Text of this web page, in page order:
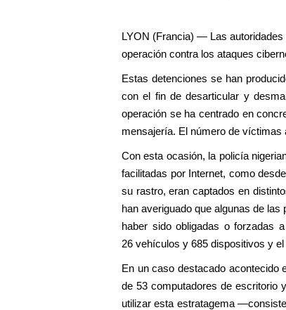
LYON (Francia) — Las
operación contra los ataques
Estas detenciones se han
con el fin de desarticular y
operación se ha centrado en
mensajería. El número de
Con esta ocasión, la policía
facilitadas por Internet, como
su rastro, eran captados en
han averiguado que algunas de
haber sido obligadas o forzadas
26 vehículos y 685 dispositivos y
En un caso destacado acontecido
de 53 computadores de escritorio
utilizar esta estratagema